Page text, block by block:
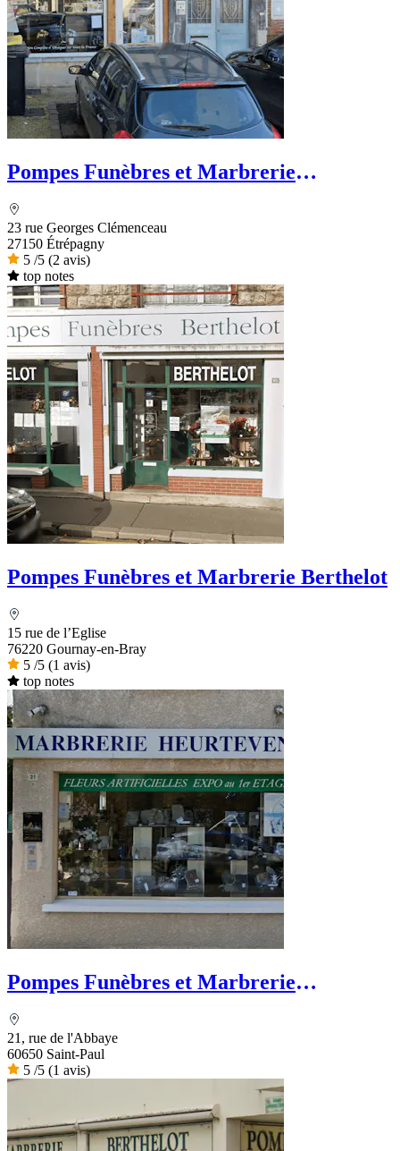
Pompes Funèbres et Marbrerie
23 rue Georges Clémenceau
27150 Étrépagny
5 /5 (2 avis)
top notes
Pompes Funèbres et Marbrerie Berthelot
15 rue de l’Eglise
76220 Gournay-en-Bray
5 /5 (1 avis)
top notes
Pompes Funèbres et Marbrerie
21, rue de l'Abbaye
60650 Saint-Paul
5 /5 (1 avis)